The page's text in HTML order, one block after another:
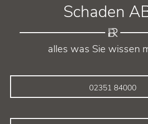
Schaden
alles was Sie wissen
02351 84000